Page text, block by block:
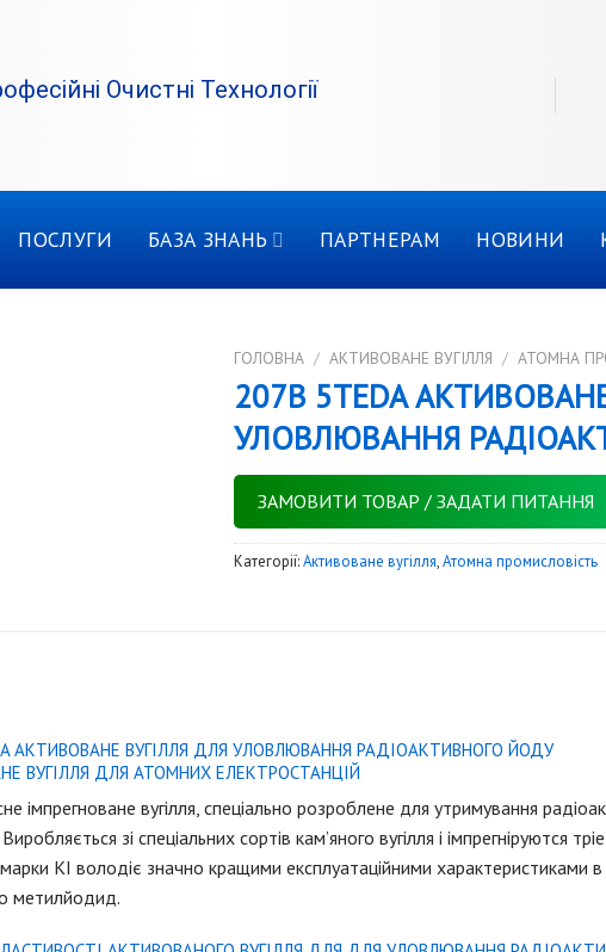
Очистні Технології
ПОСЛУГИ БАЗА ЗНАНЬ ПАРТНЕРАМ НОВИНИ
ГОЛОВНА / АКТИВОВАНЕ ВУГІЛЛЯ / АТОМНА
207B 5TEDA
УЛОВЛЮВАННЯ
ЗАМОВИТИ ТОВАР / ЗАДАТИ ПИТАННЯ
Категорії:Активоване вугілля,Атомна промисловість
АКТИВОВАНЕ ВУГІЛЛЯ ДЛЯ УЛОВЛЮВАННЯ РАДІОАКТИВНОГО ЙОДУ
ВУГІЛЛЯ ДЛЯ АТОМНИХ ЕЛЕКТРОСТАНЦІЙ
імпрегноване вугілля, спеціально розробленe для утримування
зі спеціальних сортів кам’яного вугілля і імпрегніруются
марки KI володіє значно кращими експлуатаційними характеристиками в
метилйодид.